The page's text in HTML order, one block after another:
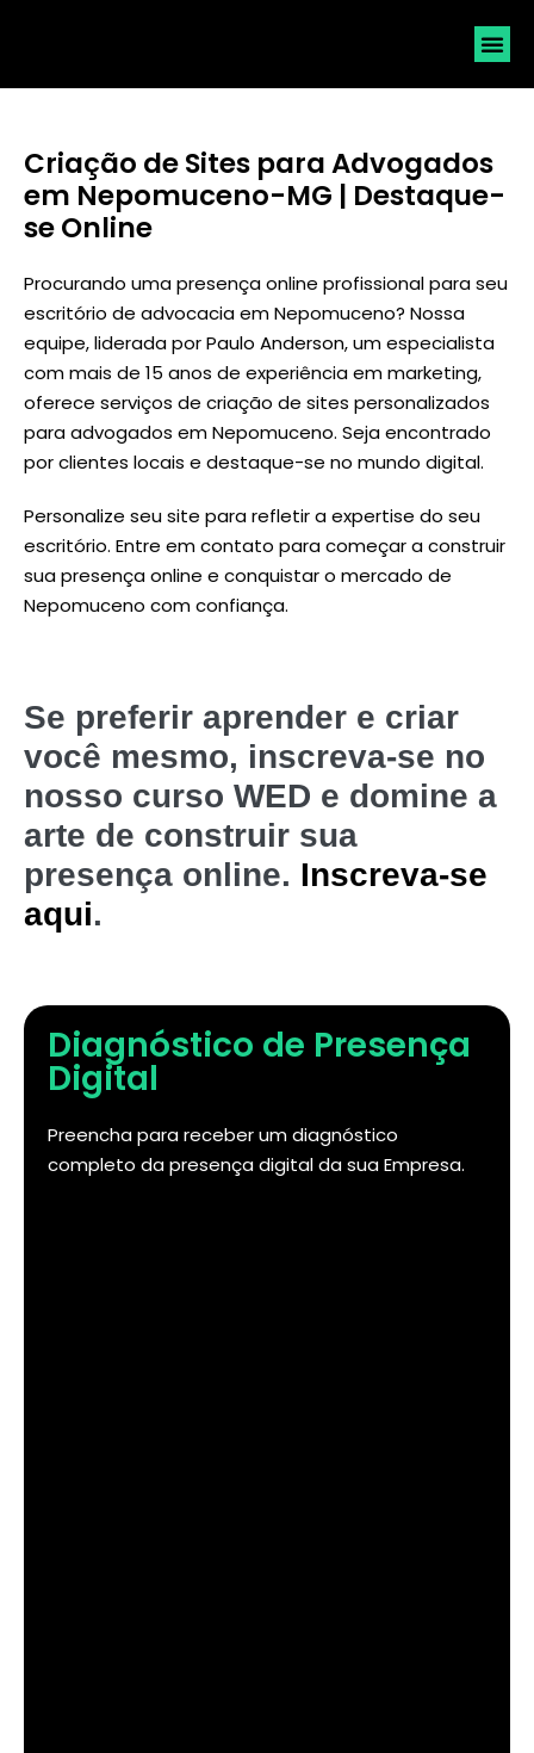
Criação de Sites para Advogados
em Nepomuceno-MG | Destaque-
se Online
Procurando uma presença online profissional para seu
escritório de advocacia em Nepomuceno? Nossa
equipe, liderada porPaulo Anderson, um especialista
com mais de 15 anos de experiência em marketing,
oferece serviços de criação de sites personalizados
para advogados em Nepomuceno. Seja encontrado
por clientes locais e destaque-se no mundo digital.
Personalize seu site para refletir a expertise do seu
escritório. Entre em contato para começar a construir
sua presença online e conquistar o mercado de
Nepomuceno com confiança.
Se preferir aprender e criar
você mesmo, inscreva-se no
nosso curso WED e domine a
arte de construir sua
presença online. Inscreva-se
aqui.
Diagnóstico de Presença
Digital
Preencha para receber um diagnóstico
completo da presença digital da sua Empresa.